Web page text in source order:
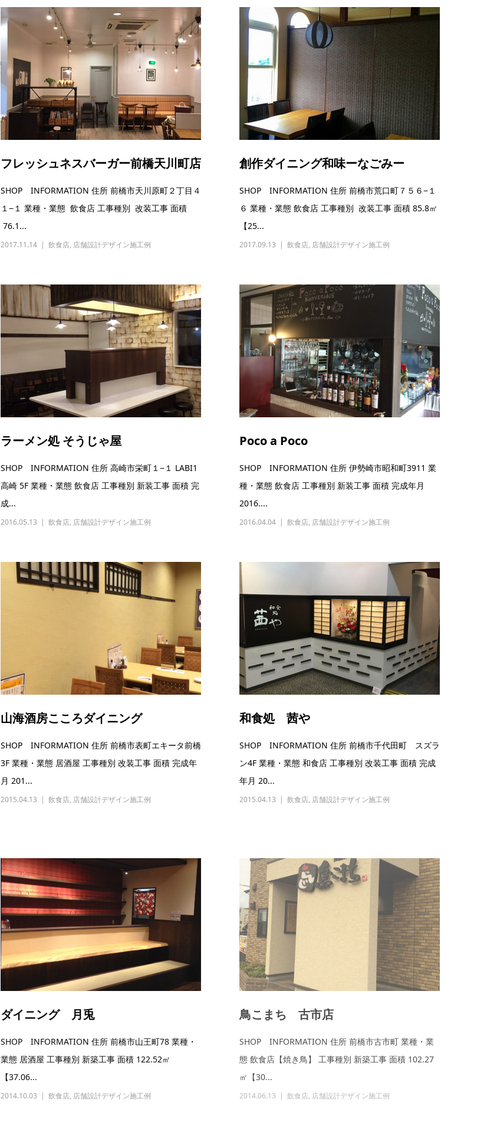
フレッシュネスバーガー前橋天川町店
SHOP INFORMATION 住所 前橋市天川原町２丁目４
１−１ 業種・業態 飲食店 工事種別 改装工事 面積
76.1...
2017.11.14 飲食店, 店舗設計デザイン施工例
創作ダイニング和味ーなごみー
SHOP INFORMATION 住所 前橋市荒口町７５６−１
６ 業種・業態 飲食店 工事種別 改装工事 面積 85.8㎡
【25...
2017.09.13 飲食店, 店舗設計デザイン施工例
ラーメン処 そうじゃ屋
SHOP INFORMATION 住所 高崎市栄町１−１ LABI1
高崎 5F 業種・業態 飲食店 工事種別 新装工事 面積 完
成...
2016.05.13 飲食店, 店舗設計デザイン施工例
Poco a Poco
SHOP INFORMATION 住所 伊勢崎市昭和町3911 業
種・業態 飲食店 工事種別 新装工事 面積 完成年月
2016....
2016.04.04 飲食店, 店舗設計デザイン施工例
山海酒房こころダイニング
SHOP INFORMATION 住所 前橋市表町エキータ前橋
3F 業種・業態 居酒屋 工事種別 改装工事 面積 完成年
月 201...
2015.04.13 飲食店, 店舗設計デザイン施工例
和食処 茜や
SHOP INFORMATION 住所 前橋市千代田町 スズラ
ン4F 業種・業態 和食店 工事種別 改装工事 面積 完成
年月 20...
2015.04.13 飲食店, 店舗設計デザイン施工例
ダイニング 月兎
SHOP INFORMATION 住所 前橋市山王町78 業種・
業態 居酒屋 工事種別 新築工事 面積 122.52㎡
【37.06...
2014.10.03 飲食店, 店舗設計デザイン施工例
鳥こまち 古市店
SHOP INFORMATION 住所 前橋市古市町 業種・業
態 飲食店【焼き鳥】 工事種別 新築工事 面積 102.27
㎡【30...
2014.06.13 飲食店, 店舗設計デザイン施工例